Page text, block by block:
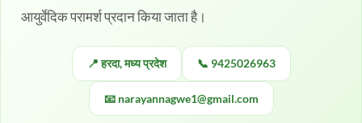
आयुर्वेदिक परामर्श प्रदान किया जाता है।
📍 हरदा, मध्य प्रदेश 📞 9425026963
📧 narayannagwe1@gmail.com